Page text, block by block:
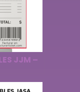
JJM –